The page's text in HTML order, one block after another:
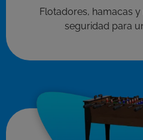
Flotadores, hamacas
seguridad para